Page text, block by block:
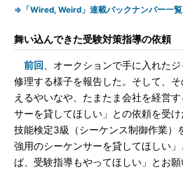
⇒「Wired, Weird」連載バックナンバー一覧
舞い込んできた受験対策指導の依頼
前回
、オークションで手に入れた
修理する様子を報告した。そして、
えるやいなや、たまたま会社を経営
サーを貸してほしい」との依頼を受
技能検定3級（シーケンス制御作業）
強用のシーケンサーを貸してほしい
ば、受験指導もやってほしい」とお